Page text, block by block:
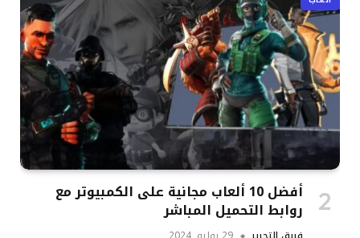
أفضل 10 ألعاب مجانية على الكمبيوتر مع
روابط التحميل المباشر